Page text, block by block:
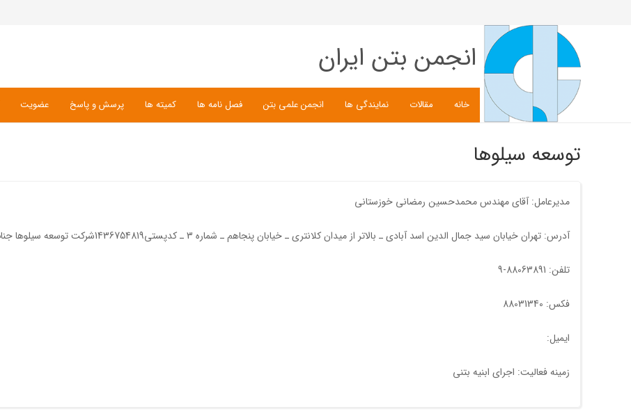
انجمن بتن ایران
خانه مقالات نمایندگی ها انجمن علمی بتن فصل نامه ها کمیته ها پرسش و پاسخ عضویت
توسعه سیلوها
مدیرعامل: آقای مهندس محمدحسين رمضانی خوزستانی
آدرس: تهران خیابان سید جمال الدین اسد آبادی ـ بالاتر از میدان کلانتری ـ خیابان پنجاهم ـ شماره 3 ـ کدپستی1436754819شرکت توسعه سیلوها جناب آقای سعید غلامی
تلفن: 88063891-9
فکس: 88031340
ایمیل:
زمینه فعالیت: اجرای ابنیه بتنی